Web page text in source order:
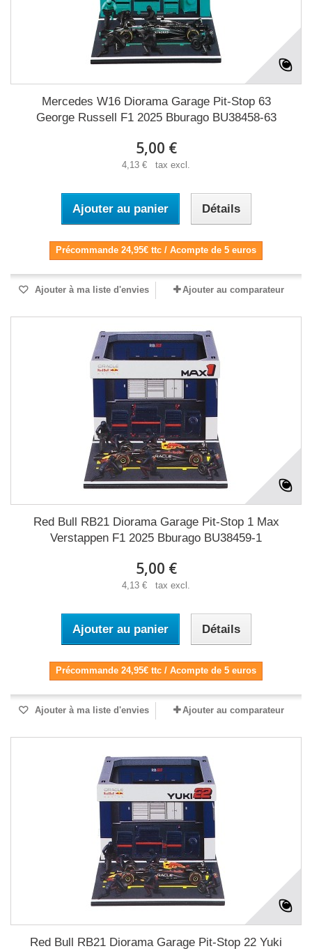
Mercedes W16 Diorama Garage Pit-Stop 63
George Russell F1 2025 Bburago BU38458-63
5,00 €
4,13 € tax excl.
Ajouter au panier Détails
Précommande 24,95€ ttc / Acompte de 5 euros
Ajouter à ma liste d'envies Ajouter au comparateur
Red Bull RB21 Diorama Garage Pit-Stop 1 Max
Verstappen F1 2025 Bburago BU38459-1
5,00 €
4,13 € tax excl.
Ajouter au panier Détails
Précommande 24,95€ ttc / Acompte de 5 euros
Ajouter à ma liste d'envies Ajouter au comparateur
Red Bull RB21 Diorama Garage Pit-Stop 22 Yuki